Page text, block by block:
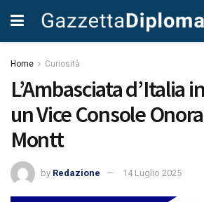
Home Curiosità
L’Ambasciata d’Italia
un Vice Console
Montt
by Redazione 14 Luglio 2025